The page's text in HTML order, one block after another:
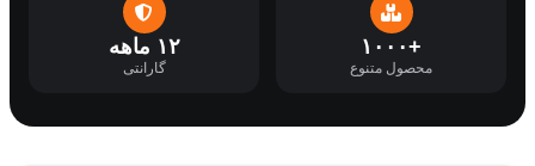
+۱۰۰۰
محصول متنوع
۱۲ ماهه
گارانتی